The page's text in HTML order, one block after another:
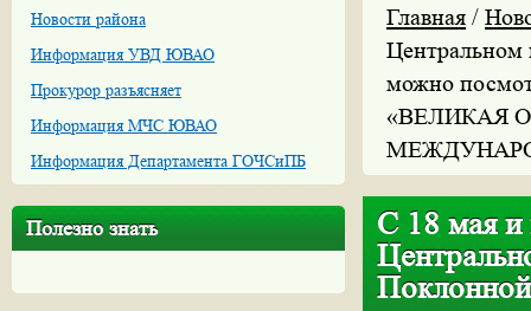
Новости района
Информация УВД ЮВАО
Прокурор разъясняет
Информация МЧС ЮВАО
Информация Департамента ГОЧСиПБ
Полезно знать
Главная /
Центральном
можно
«ВЕЛИКАЯ
С 18 мая и